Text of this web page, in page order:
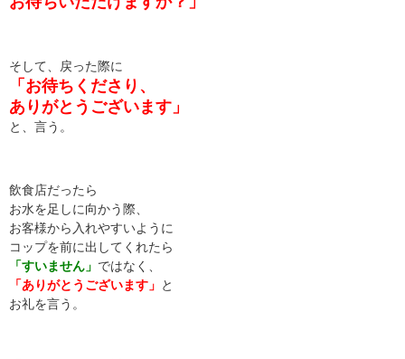
そして、戻った際に
「お待ちくださり、
ありがとうございます」
と、言う。
飲食店だったら
お水を足しに向かう際、
お客様から入れやすいように
コップを前に出してくれたら
「すいません」 ではなく、
「ありがとうございます」 と
お礼を言う。